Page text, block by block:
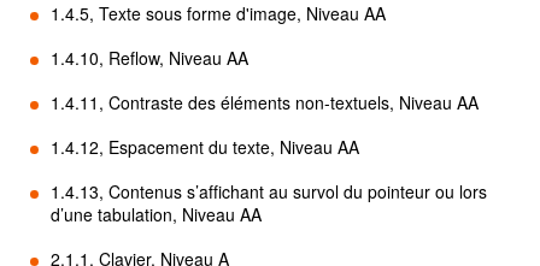
1.4.5, Texte sous forme d'image, Niveau AA
1.4.10, Reflow, Niveau AA
1.4.11, Contraste des éléments non-textuels, Niveau AA
1.4.12, Espacement du texte, Niveau AA
1.4.13, Contenus s’affichant au survol du pointeur ou lors
d’une tabulation, Niveau AA
2.1.1, Clavier, Niveau A